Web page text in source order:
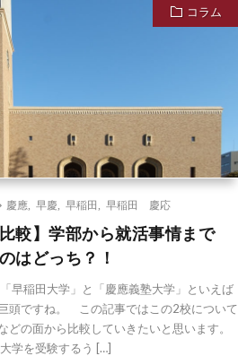
コラム
慶應 早慶 早稲田 早稲田 慶応
比較】学部から就活事情まで
はどっち？！
稲田大学」と「慶應義塾大学」といえば
頭ですね。 この記事ではこの2校について
どの面から比較していきたいと思います。
学を受験するう […]